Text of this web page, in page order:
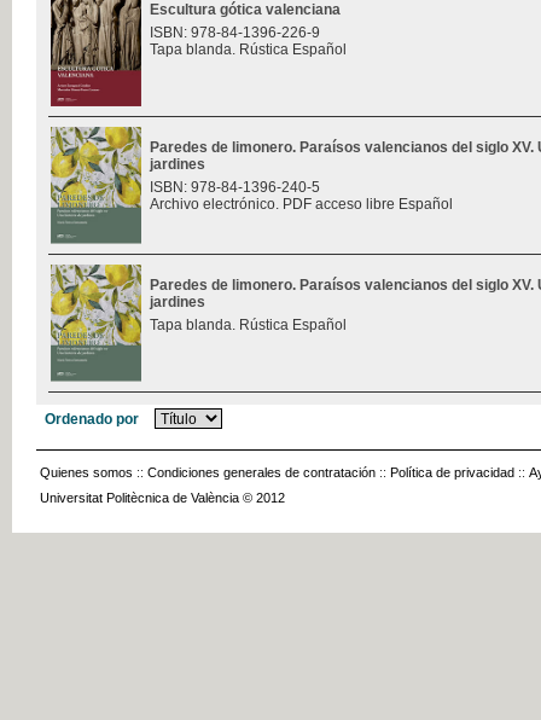
Escultura gótica valenciana
ISBN: 978-84-1396-226-9
Tapa blanda. Rústica Español
Paredes de limonero. Paraísos valencianos del siglo XV.
jardines
ISBN: 978-84-1396-240-5
Archivo electrónico. PDF acceso libre Español
Paredes de limonero. Paraísos valencianos del siglo XV.
jardines
Tapa blanda. Rústica Español
Ordenado por
Quienes somos :: Condiciones generales de contratación :: Política de privacidad ::
Universitat Politècnica de València © 2012